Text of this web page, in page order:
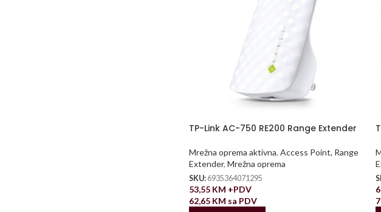
TP-Link AC-750 RE200 Range Extender
Mrežna oprema aktivna, Access Point, Range
Extender, Mrežna oprema
SKU: 6935364071295
53,55 KM +PDV
62,65 KM sa PDV